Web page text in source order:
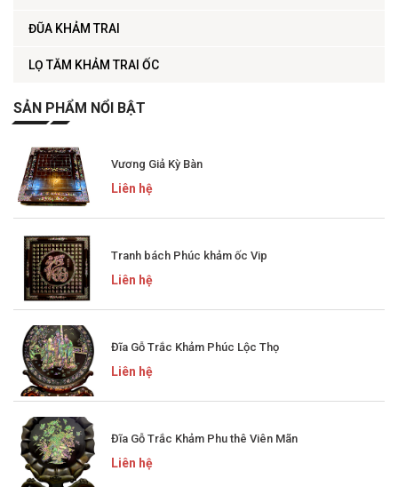
ĐŨA KHẢM TRAI
LỌ TĂM KHẢM TRAI ỐC
SẢN PHẨM NỔI BẬT
Vương Giả Kỳ Bàn
Liên hệ
Tranh bách Phúc khảm ốc Vip
Liên hệ
Đĩa Gỗ Trắc Khảm Phúc Lộc Thọ
Liên hệ
Đĩa Gỗ Trắc Khảm Phu thê Viên Mãn
Liên hệ